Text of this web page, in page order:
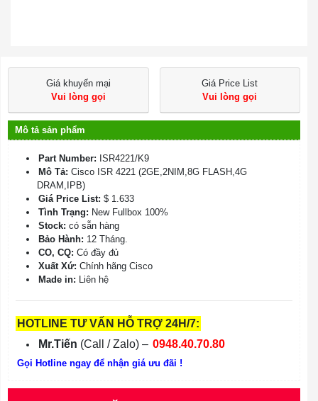
Giá khuyến mại
Vui lòng gọi
Giá Price List
Vui lòng gọi
Mô tả sản phẩm
Part Number: ISR4221/K9
Mô Tả: Cisco ISR 4221 (2GE,2NIM,8G FLASH,4G
DRAM,IPB)
Giá Price List: $ 1.633
Tình Trạng: New Fullbox 100%
Stock: có sẵn hàng
Bảo Hành: 12 Tháng.
CO, CQ: Có đầy đủ
Xuất Xứ: Chính hãng Cisco
Made in: Liên hệ
HOTLINE TƯ VẤN HỖ TRỢ 24H/7:
Mr.Tiến (Call / Zalo) – 0948.40.70.80
Gọi Hotline ngay để nhận giá ưu đãi !